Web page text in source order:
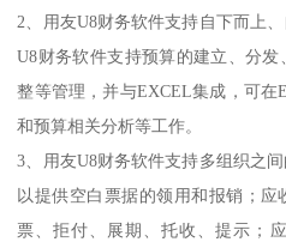
2、用友U8财务软件支持自下而上
U8财务软件支持预算的建立、分
整等管理，并与EXCEL集成，可在
和预算相关分析等工作。
3、用友U8财务软件支持多组织之
以提供空白票据的领用和报销；
票、拒付、展期、托收、提示；